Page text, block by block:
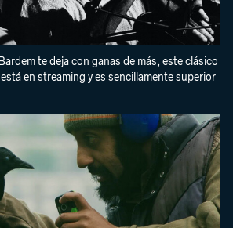
te deja con ganas de más, este clásico
en streaming y es sencillamente superior